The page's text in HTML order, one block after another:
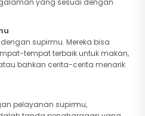
yang sesuai dengan
supirmu. Mereka bisa
tempat terbaik untuk makan,
bahkan cerita-cerita menarik
pelayanan supirmu,